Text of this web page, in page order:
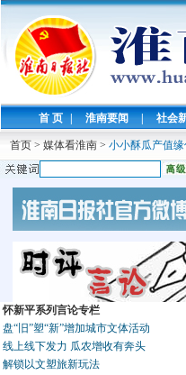
首 页 | 淮南要闻 | 社会
首页 > 媒体看淮南 > 小小酥瓜产值
怀新平系列言论专栏
盘“旧”塑“新”增加城市文体活动
线上线下发力 瓜农增收有奔头
解锁以文塑旅新玩法